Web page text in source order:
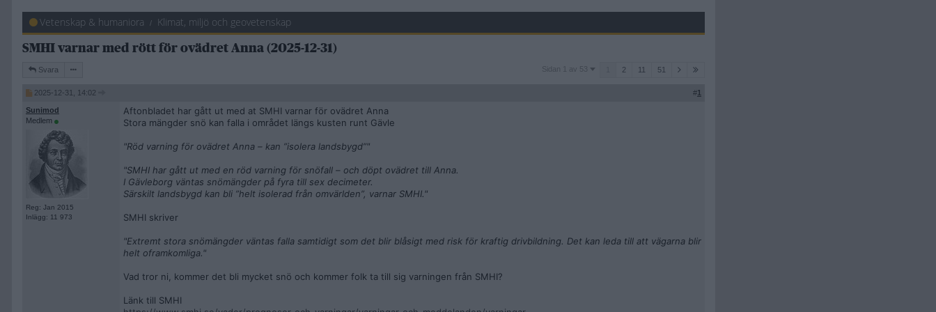
Vetenskap & humaniora Klimat, miljö och geovetenskap
SMHI varnar med rött för ovädret Anna (2025-12-31)
Svara
Sidan
Sidan 1 av 53 2 11 51
2025-12-31, 14:02 #1
Sunimod
Medlem
Reg: Jan 2015
Inlägg: 11 973
Aftonbladet har gått ut med at SMHI varnar för ovädret Anna
Stora mängder snö kan falla i området längs kusten runt Gävle
"Röd varning för ovädret Anna – kan ”isolera landsbygd”"
"SMHI har gått ut med en röd varning för snöfall – och döpt ovädret till Anna.
I Gävleborg väntas snömängder på fyra till sex decimeter.
Särskilt landsbygd kan bli ”helt isolerad från omvärlden”, varnar SMHI."
SMHI skriver
"Extremt stora snömängder väntas falla samtidigt som det blir blåsigt med risk för kraftig drivbildning. Det kan leda till att vägarna blir
helt oframkomliga."
Vad tror ni, kommer det bli mycket snö och kommer folk ta till sig varningen från SMHI?
Länk till SMHI